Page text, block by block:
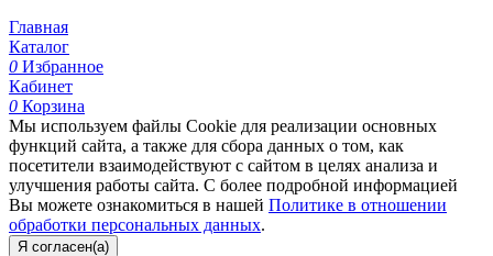
Главная
Каталог
0 Избранное
Кабинет
0 Корзина
Мы используем файлы Cookie для реализации основных
функций сайта, а также для сбора данных о том, как
посетители взаимодействуют с сайтом в целях анализа и
улучшения работы сайта. С более подробной информацией
Вы можете ознакомиться в нашей Политике в отношении
обработки персональных данных.
Я согласен(а)